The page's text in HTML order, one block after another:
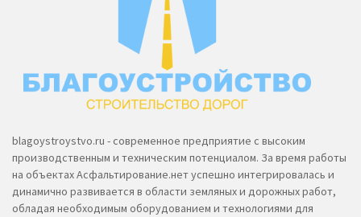
blagoystroystvo.ru - современное предприятие с высоким
производственным и техническим потенциалом. За время работы
на объектах Асфальтирование.нет успешно интегрировалась и
динамично развивается в области земляных и дорожных работ,
обладая необходимым оборудованием и технологиями для